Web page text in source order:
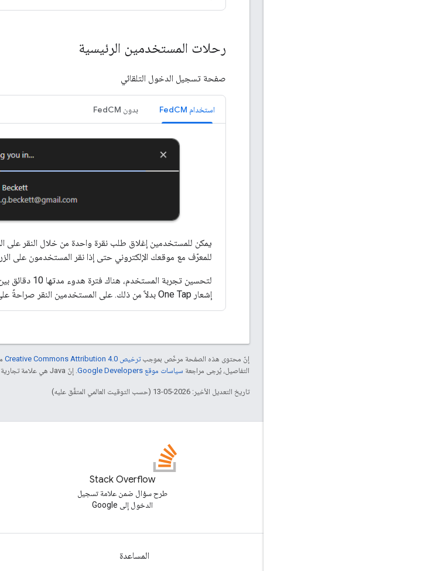
رحلات المستخدمين الرئيسية
صفحة تسجيل الدخول التلقائي
استخدام FedCM بدون FedCM
يمكن للمستخدمين إغلاق طلب نقرة واحدة من خلال النقر على
للمعرّف مع موقعك الإلكتروني حتى إذا نقر المستخدمون على الزر
لتحسين تجربة
إشعار One Tap بدلاً من ذلك. على المستخدمين النقر صراحةً على One Tap لتسجيل الدخول.
إنّ محتوى هذه الصفحة مرخّص بموجبترخيص Creative Commons Attribution 4.0‏
التفاصيل، يُرجى مراجعة سياسات موقع Google Developers‏ . إنّ Java هي علامة تجارية مسجَّلة لشركة Oracle و/أو شركائها التابعين.
تاريخ التعديل الأخير: 2026-05-13 (حسب التوقيت العالمي المتفَّق عليه)
Stack Overflow
طرح سؤال ضمن علامة تسجيل
الدخول إلى Google
المساعدة